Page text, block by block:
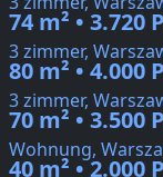
74 m² • 3.720
3 zimmer,
80 m² • 4.000
3 zimmer,
70 m² • 3.500
Wohnung,
40 m² • 2.000